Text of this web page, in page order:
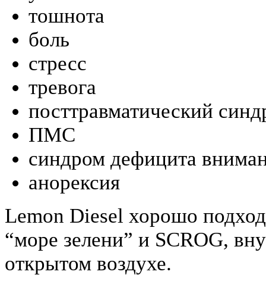
тошнота
боль
стресс
тревога
посттравматический
ПМС
синдром дефицита
анорексия
Lemon Diesel хорошо
“море зелени” и SCROG,
открытом воздухе.